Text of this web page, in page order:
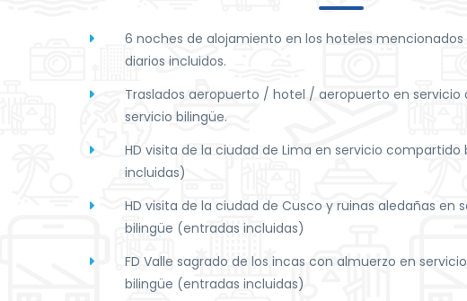
6 noches de alojamiento en los hoteles
diarios incluidos.
Traslados aeropuerto / hotel / aeropuerto en
servicio bilingüe.
HD visita de la ciudad de Lima en servicio
incluidas)
HD visita de la ciudad de Cusco y ruinas aledañas en
bilingüe (entradas incluidas)
FD Valle sagrado de los incas con almuerzo en
bilingüe (entradas incluidas)